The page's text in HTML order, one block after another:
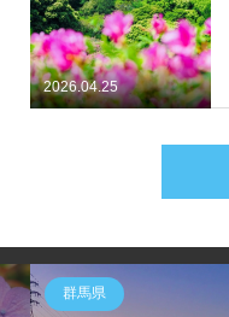
2026.04.25
群馬県